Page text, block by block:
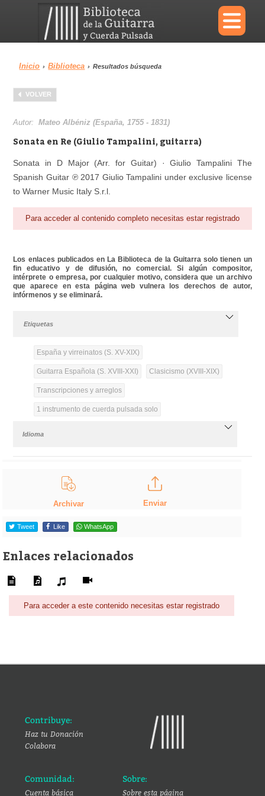
×
Menu
Biblioteca Diccionario
Área personal Reproductor
Inicio › Biblioteca › Resultados búsqueda
VOLVER
Autor:Mateo Albéniz (España, 1755 - 1831)
Sonata en Re (Giulio Tampalini, guitarra)
Sonata in D Major (Arr. for Guitar) · Giulio Tampalini The
Spanish Guitar ℗ 2017 Giulio Tampalini under exclusive license
to Warner Music Italy S.r.l.
Para acceder al contenido completo necesitas estar registrado
Los enlaces publicados en La Biblioteca de la Guitarra solo tienen un
fin educativo y de difusión, no comercial. Si algún compositor,
intérprete o empresa, por cualquier motivo, considera que un archivo
que aparece en esta página web vulnera los derechos de autor,
infórmenos y se eliminará.
Etiquetas
España y virreinatos (S. XV-XIX)
Guitarra Española (S. XVIII-XXI) Clasicismo (XVIII-XIX)
Transcripciones y arreglos
1 instrumento de cuerda pulsada solo
Idioma
Archivar Enviar
Tweet Like WhatsApp
Enlaces relacionados
Para acceder a este contenido necesitas estar registrado
Contribuye:
Haz tu Donación
Colabora
Comunidad:
Cuenta básica
Sobre:
Sobre esta página